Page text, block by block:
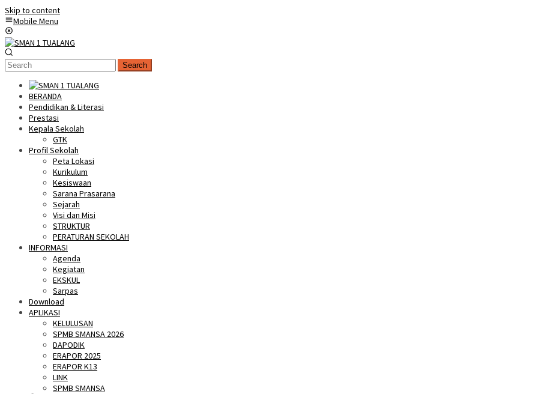
Skip to content
Mobile Menu
Search
BERANDA
Pendidikan & Literasi
Prestasi
Kepala Sekolah
GTK
Profil Sekolah
Peta Lokasi
Kurikulum
Kesiswaan
Sarana Prasarana
Sejarah
Visi dan Misi
STRUKTUR
PERATURAN SEKOLAH
INFORMASI
Agenda
Kegiatan
EKSKUL
Sarpas
Download
APLIKASI
KELULUSAN
SPMB SMANSA 2026
DAPODIK
ERAPOR 2025
ERAPOR K13
LINK
SPMB SMANSA